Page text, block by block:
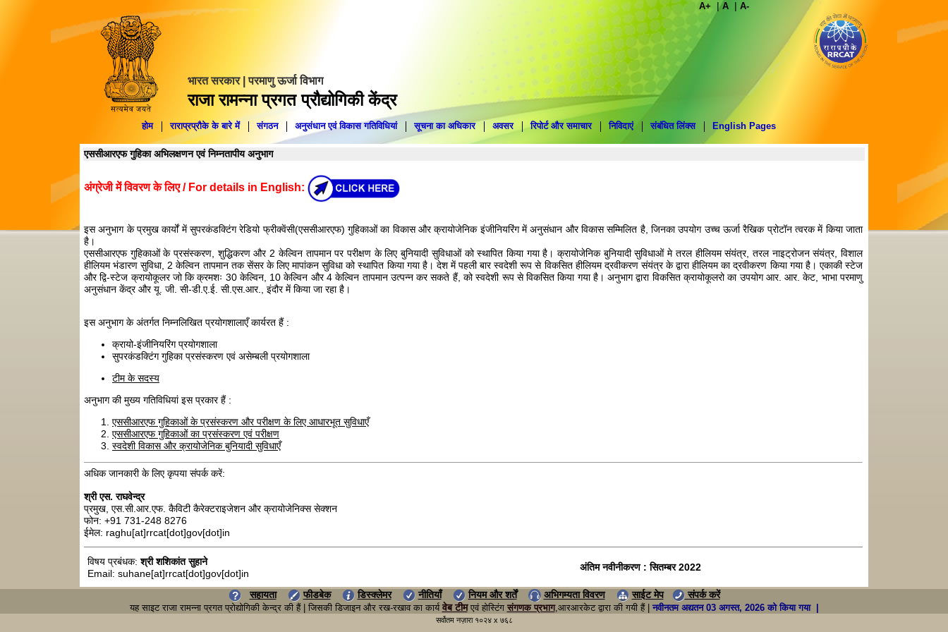
A+ |A | A-
भारत सरकार | परमाणु ऊर्जा विभाग
राजा रामन्ना प्रगत प्रौद्योगिकी केंद्र
होम राराप्रप्रौके के बारे में संगठन अनुसंधान एवं विकास गतिविधियां सूचना का अधिकार अवसर रिपोर्ट और समाचार निविदाएं संबंधित लिंक्स English Pages
एससीआरएफ गुहिका अभिलक्षणन एवं निम्‍नतापीय अनुभाग
अंग्रेजी में विवरण के लिए / For details in English:
इस अनुभाग के प्रमुख कार्यों में सुपरकंडक्टिंग रेडियो फ्रीक्वेंसी(एससीआरएफ) गुहिकाओं का विकास और क्रायोजेनिक इंजीनियरिंग में अनुसंधान और विकास सम्मिलित है, जिनका उपयोग उच्च ऊर्जा रैखिक प्रोटॉन त्वरक में किया जाता
है।
एससीआरएफ गुहिकाओं के प्रसंस्करण, शुद्धिकरण और 2 केल्विन तापमान पर परीक्षण के लिए बुनियादी सुविधाओं को स्थापित किया गया है। क्रायोजेनिक बुनियादी सुविधाओं मे तरल हीलियम संयंत्र, तरल नाइट्रोजन संयंत्र, विशाल
हीलियम भंडारण सुविधा, 2 केल्विन तापमान तक सेंसर के लिए मापांकन सुविधा को स्थापित किया गया है। देश में पहली बार स्वदेशी रूप से विकसित हीलियम द्रवीकरण संयंत्र के द्वारा हीलियम का द्रवीकरण किया गया है। एकाकी स्टेज
और द्वि-स्टेज क्रायोकूलर जो कि क्रमशः 30 केल्विन, 10 केल्विन और 4 केल्विन तापमान उत्पन्न कर सकते हैं, को स्वदेशी रूप से विकसित किया गया है। अनुभाग द्वारा विकसित क्रायोकूलरो का उपयोग आर. आर. केट, भाभा परमाणु
अनुसंधान केंद्र और यू. जी. सी-डी.ए.ई. सी.एस.आर., इंदौर में किया जा रहा है।
इस अनुभाग के अंतर्गत निम्नलिखित प्रयोगशालाएँ कार्यरत हैं :
क्रायो-इंजीनियरिंग प्रयोगशाला
सुपरकंडक्टिंग गुहिका प्रसंस्करण एवं असेम्बली प्रयोगशाला
टीम के सदस्य
अनुभाग की मुख्य गतिविधियां इस प्रकार हैं :
एससीआरएफ गुहिकाओं के प्रसंस्करण और परीक्षण के लिए आधारभूत सुविधाएँ
एससीआरएफ गुहिकाओं का प्रसंस्करण एवं परीक्षण
स्वदेशी विकास और क्रायोजेनिक बुनियादी सुविधाएँ
अधिक जानकारी के लिए कृपया संपर्क करें:
श्री एस. राघवेन्द्र
प्रमुख, एस.सी.आर.एफ. कैविटी कैरेक्टराइजेशन और क्रायोजेनिक्स सेक्शन
फोन: +91 731-248 8276
ईमेल: raghu[at]rrcat[dot]gov[dot]in
विषय प्रबंधक:श्री शशिकांत सुहाने
Email: suhane[at]rrcat[dot]gov[dot]in
अंतिम नवीनीकरण : सितम्बर 2022
सहायता फीडबेक डिस्क्लेमर नीतियाँ नियम और शर्तें अभिगम्यता विवरण साईट मेप संपर्क करें
यह साइट राजा रामन्ना प्रगत प्रोद्योगिकी केन्द्र की हैं | जिसकी डिजाइन और रख-रखाव का कार्य वेब टीमएवं होस्टिंग संगणक प्रभाग,आरआरकेट द्वारा की गयी हैं | नवीनतम अद्यतन 03 अगस्त, 2026 को किया गया |
सर्वोतम नज़ारा १०२४ x ७६८